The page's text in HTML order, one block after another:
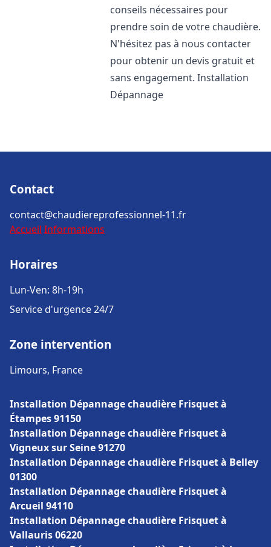
conseils nécessaires pour
prendre soin de votre chaudière.
N'hésitez pas à nous contacter
pour obtenir un devis gratuit et
sans engagement. Installation
Dépannage
Contact
contact@chaudiereprofessionnel-11.fr
Accueil Informations
Horaires
Lun-Ven: 8h-19h
Service d'urgence 24/7
Zone intervention
Limours, France
Installation Dépannage chaudière Frisquet à
Étampes 91150
Installation Dépannage chaudière Frisquet à
Vigneux sur Seine 91270
Installation Dépannage chaudière Frisquet à Belley
01300
Installation Dépannage chaudière Frisquet à
Arcueil 94110
Installation Dépannage chaudière Frisquet à
Vallauris 06220